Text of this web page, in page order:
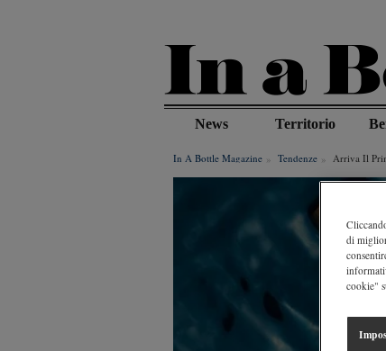
News Territorio
In A Bottle Magazine Tendenze Arriva Il
di
cookie"